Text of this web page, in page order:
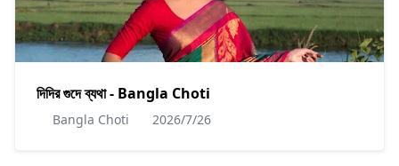
দিদির গুদে ব্যথা - Bangla Choti
Bangla Choti 2026/7/26